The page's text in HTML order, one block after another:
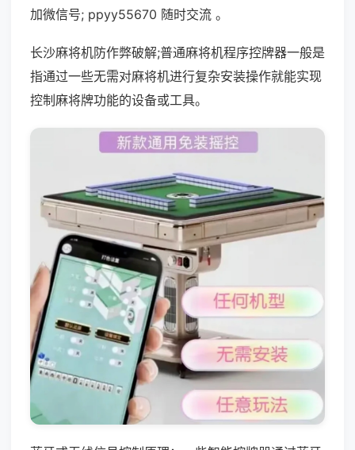
加微信号; ppyy55670 随时交流 。
长沙麻将机防作弊破解;普通麻将机程序控牌器一般是
指通过一些无需对麻将机进行复杂安装操作就能实现
控制麻将牌功能的设备或工具。